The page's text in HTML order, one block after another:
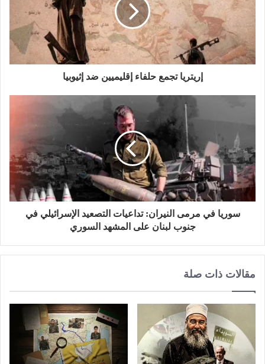
إريتريا تجمع حلفاء إقليميين ضد إثيوبيا
سوريا في مرمى النيران: تداعيات التصعيد الإسرائيلي في
جنوب لبنان على المشهد السوري
مقالات ذات صلة